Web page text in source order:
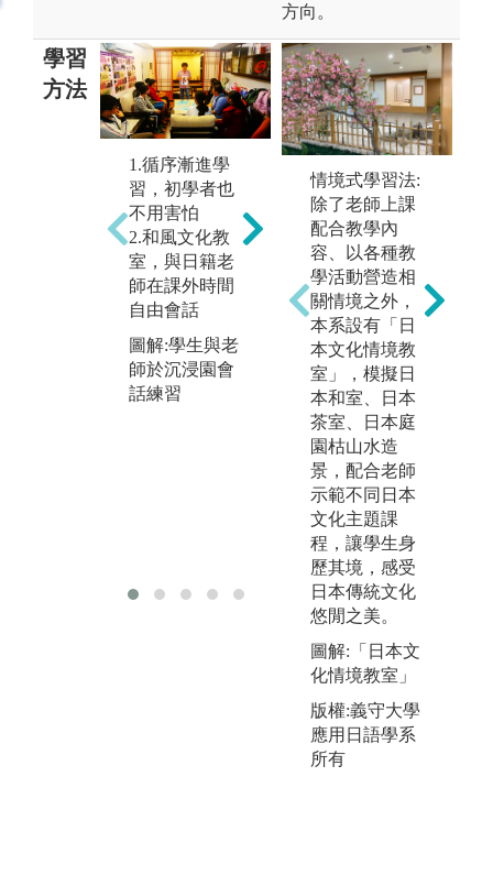
方向。
學習
方法
1.循序漸進學
習，初學者也
不用害怕
2.和風文化教
室，與日籍老
師在課外時間
自由會話
圖解:學生與老
師於沉浸園會
話練習
落實基礎課程
小班制，藉此
控制人數，增
加日語練習機
會。
圖解:小班教
學，增加實作
練習時間
版權:世新大學
日文系
情境式學習法:
除了老師上課
配合教學內
容、以各種教
學活動營造相
關情境之外，
本系設有「日
本文化情境教
室」，模擬日
本和室、日本
茶室、日本庭
園枯山水造
景，配合老師
示範不同日本
文化主題課
程，讓學生身
歷其境，感受
日本傳統文化
悠閒之美。
圖解:「日本文
化情境教室」
版權:義守大學
應用日語學系
所有